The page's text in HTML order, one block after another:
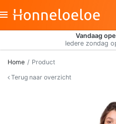
Vandaag
Iedere zondag
Home
Product
Terug naar overzicht